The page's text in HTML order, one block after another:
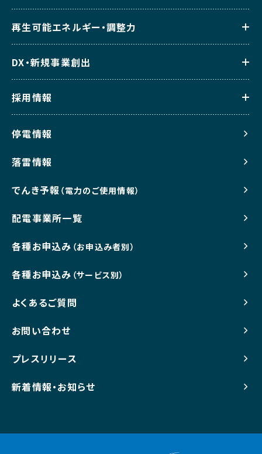
再生可能エネルギー・調整力
DX・新規事業創出
採用情報
停電情報
落雷情報
でんき予報 （電力のご使用情報）
配電事業所一覧
各種お申込み （お申込み者別）
各種お申込み （サービス別）
よくあるご質問
お問い合わせ
プレスリリース
新着情報・お知らせ